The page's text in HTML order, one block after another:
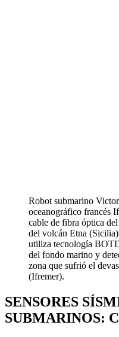
Robot submarino
oceanográfico francés
cable de fibra óptica
del volcán Etna
utiliza tecnología
del fondo marino y
zona que sufrió el
(Ifremer).
SENSORES
SUBMARINOS: